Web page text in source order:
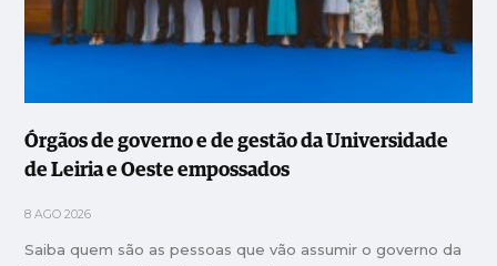
Órgãos de governo e de gestão da Universidade
de Leiria e Oeste empossados
8 AGO 2026
Saiba quem são as pessoas que vão assumir o governo da